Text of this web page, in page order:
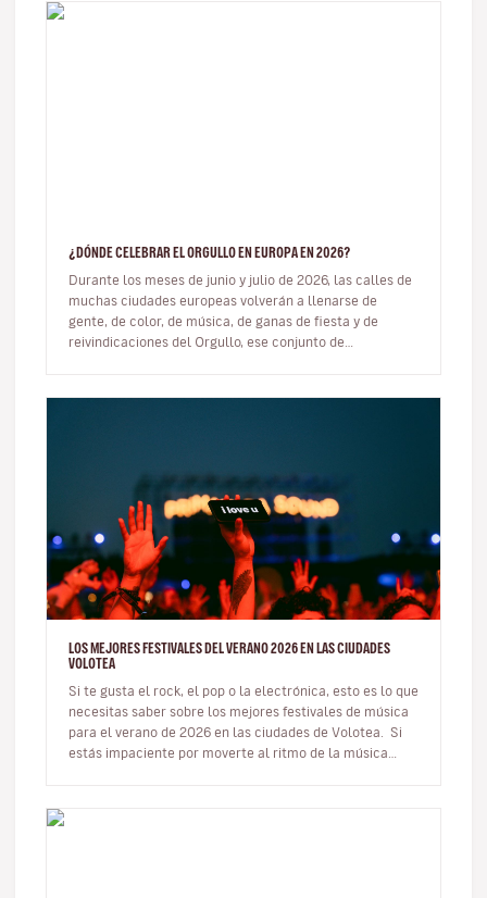
¿DÓNDE CELEBRAR EL ORGULLO EN EUROPA EN 2026?
Durante los meses de junio y julio de 2026, las calles de
muchas ciudades europeas volverán a llenarse de
gente, de color, de música, de ganas de fiesta y de
reivindicaciones del Orgullo, ese conjunto de
LOS MEJORES FESTIVALES DEL VERANO 2026 EN LAS CIUDADES
VOLOTEA
Si te gusta el rock, el pop o la electrónica, esto es lo que
necesitas saber sobre los mejores festivales de música
para el verano de 2026 en las ciudades de Volotea. Si
estás impaciente por moverte al ritmo de la música…